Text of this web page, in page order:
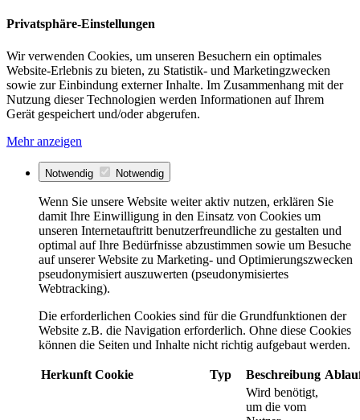
Privatsphäre-Einstellungen
Wir verwenden Cookies, um unseren Besuchern ein optimales
Website-Erlebnis zu bieten, zu Statistik- und Marketingzwecken
sowie zur Einbindung externer Inhalte. Im Zusammenhang mit der
Nutzung dieser Technologien werden Informationen auf Ihrem
Gerät gespeichert und/oder abgerufen.
Mehr anzeigen
Notwendig Notwendig
Wenn Sie unsere Website weiter aktiv nutzen, erklären Sie
damit Ihre Einwilligung in den Einsatz von Cookies um
unseren Internetauftritt benutzerfreundliche zu gestalten und
optimal auf Ihre Bedürfnisse abzustimmen sowie um Besuche
auf unserer Website zu Marketing- und Optimierungszwecken
pseudonymisiert auszuwerten (pseudonymisiertes
Webtracking).
Die erforderlichen Cookies sind für die Grundfunktionen der
Website z.B. die Navigation erforderlich. Ohne diese Cookies
können die Seiten und Inhalte nicht richtig aufgebaut werden.
Herkunft Cookie Typ Beschreibung
Wird benötigt,
um die vom